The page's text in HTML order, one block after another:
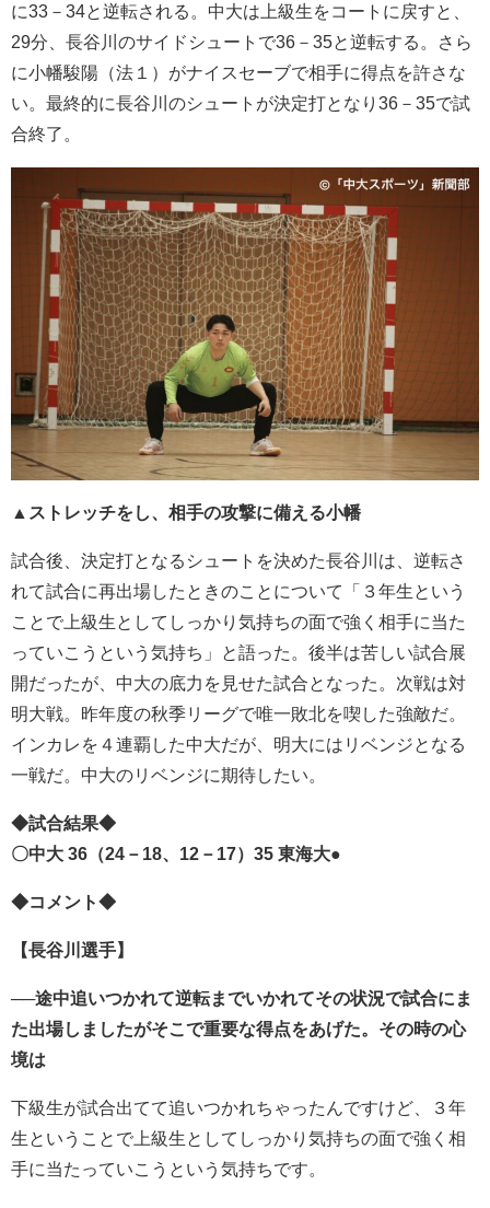
に33－34と逆転される。中大は上級生をコートに戻すと、
29分、長谷川のサイドシュートで36－35と逆転する。さら
に小幡駿陽（法１）がナイスセーブで相手に得点を許さな
い。最終的に長谷川のシュートが決定打となり36－35で試
合終了。
▲ストレッチをし、相手の攻撃に備える小幡
試合後、決定打となるシュートを決めた長谷川は、逆転さ
れて試合に再出場したときのことについて「３年生という
ことで上級生としてしっかり気持ちの面で強く相手に当た
っていこうという気持ち」と語った。後半は苦しい試合展
開だったが、中大の底力を見せた試合となった。次戦は対
明大戦。昨年度の秋季リーグで唯一敗北を喫した強敵だ。
インカレを４連覇した中大だが、明大にはリベンジとなる
一戦だ。中大のリベンジに期待したい。
◆試合結果◆
〇中大 36（24－18、12－17）35 東海大●
◆コメント◆
【長谷川選手】
──途中追いつかれて逆転までいかれてその状況で試合にま
た出場しましたがそこで重要な得点をあげた。その時の心
境は
下級生が試合出てて追いつかれちゃったんですけど、３年
生ということで上級生としてしっかり気持ちの面で強く相
手に当たっていこうという気持ちです。